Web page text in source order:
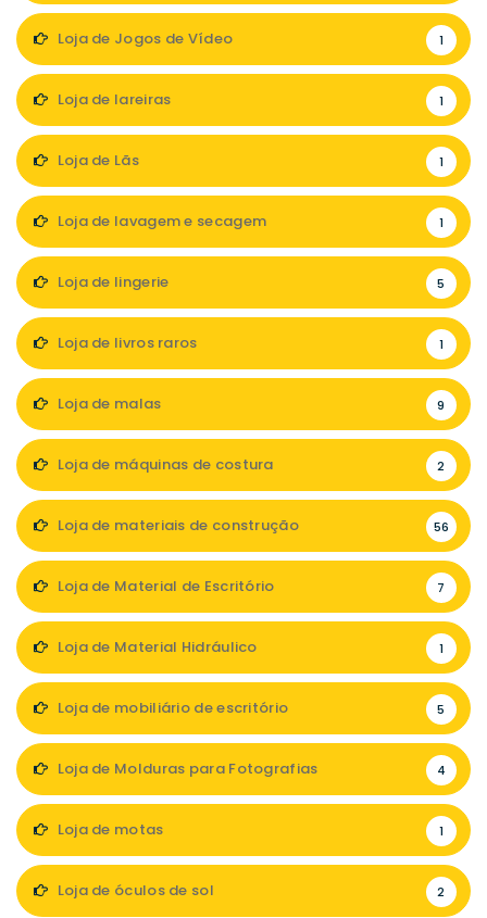
Loja de Jogos de Vídeo 1
Loja de lareiras 1
Loja de Lãs 1
Loja de lavagem e secagem 1
Loja de lingerie 5
Loja de livros raros 1
Loja de malas 9
Loja de máquinas de costura 2
Loja de materiais de construção 56
Loja de Material de Escritório 7
Loja de Material Hidráulico 1
Loja de mobiliário de escritório 5
Loja de Molduras para Fotografias 4
Loja de motas 1
Loja de óculos de sol 2